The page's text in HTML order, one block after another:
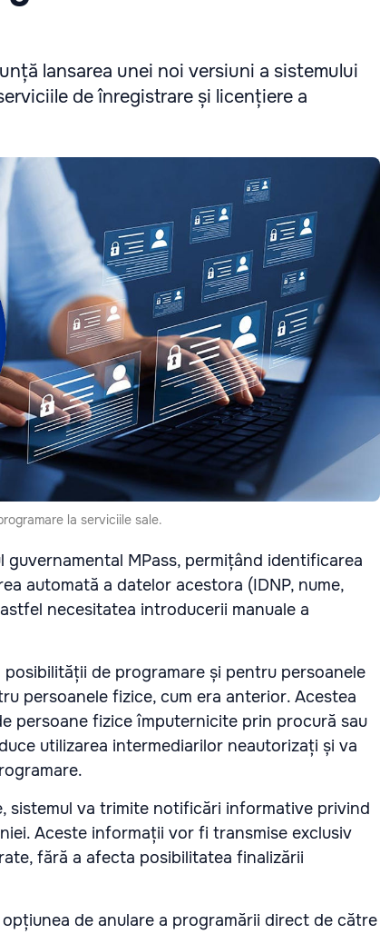
lansarea unei noi versiuni a sistemului
de înregistrare și licențiere a
la serviciile sale.
MPass, permițând identificarea
automată a datelor acestora (IDNP, nume,
necesitatea introducerii manuale a
de programare și pentru persoanele
persoanele fizice, cum era anterior. Acestea
persoane fizice împuternicite prin procură sau
utilizarea intermediarilor neautorizați și va
sistemul va trimite notificări informative privind
Aceste informații vor fi transmise exclusiv
fără a afecta posibilitatea finalizării
de anulare a programării direct de către